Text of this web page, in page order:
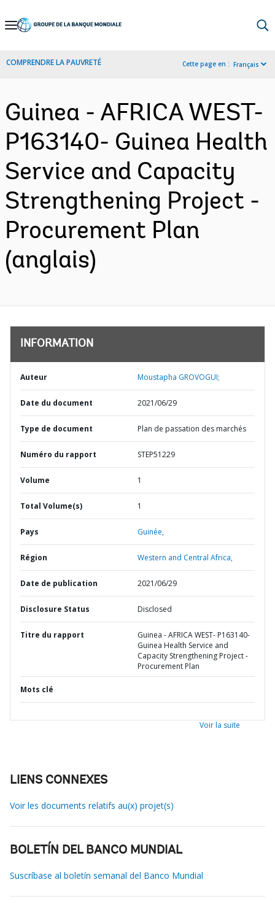
Skip
Navigation
COMPRENDRE LA PAUVRETÉ Cette page en : Français
Guinea - AFRICA WEST-
P163140- Guinea Health
Service and Capacity
Strengthening Project -
Procurement Plan
(anglais)
INFORMATION
Auteur Moustapha GROVOGUI;
Date du document 2021/06/29
Type de document Plan de passation des marchés
Numéro du rapport STEP51229
Volume 1
Total Volume(s) 1
Pays Guinée,
Région Western and Central Africa,
Date de publication 2021/06/29
Disclosure Status Disclosed
Titre du rapport
Guinea - AFRICA WEST- P163140-
Guinea Health Service and
Capacity Strengthening Project -
Procurement Plan
Mots clé
Voir la suite
LIENS CONNEXES
Voir les documents relatifs au(x) projet(s)
BOLETÍN DEL BANCO MUNDIAL
Suscríbase al boletín semanal del Banco Mundial